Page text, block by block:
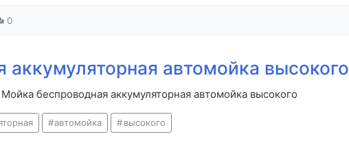
0
автомойка высокого
беспроводная аккумуляторная автомойка высокого
автомойка высокого